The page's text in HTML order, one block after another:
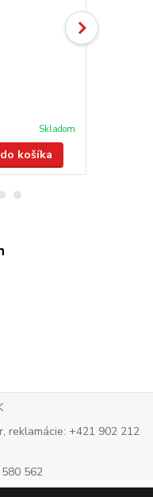
Skladom
košíka
reklamácie: +421 902 212
562